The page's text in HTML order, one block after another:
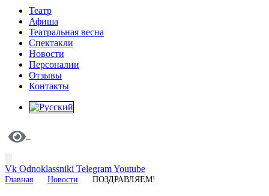
Театр
Афиша
Театральная весна
Спектакли
Новости
Персоналии
Отзывы
Контакты
Vk Odnoklassniki TelegramYoutube
Главная Новости ПОЗДРАВЛЯЕМ!